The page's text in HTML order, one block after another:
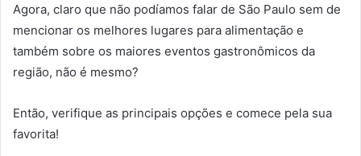
Agora, claro que não podíamos falar de São Paulo sem de
mencionar os melhores lugares para alimentação e
também sobre os maiores eventos gastronômicos da
região, não é mesmo?
Então, verifique as principais opções e comece pela sua
favorita!